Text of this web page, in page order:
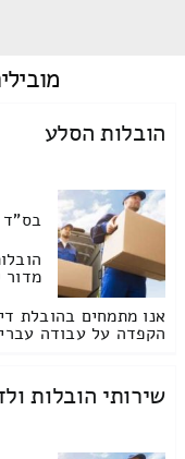
הובלות הסלע
בס"ד
מדור
אנו מתמחים בהובלת
הקפדה על עבודה
שירותי הובלות